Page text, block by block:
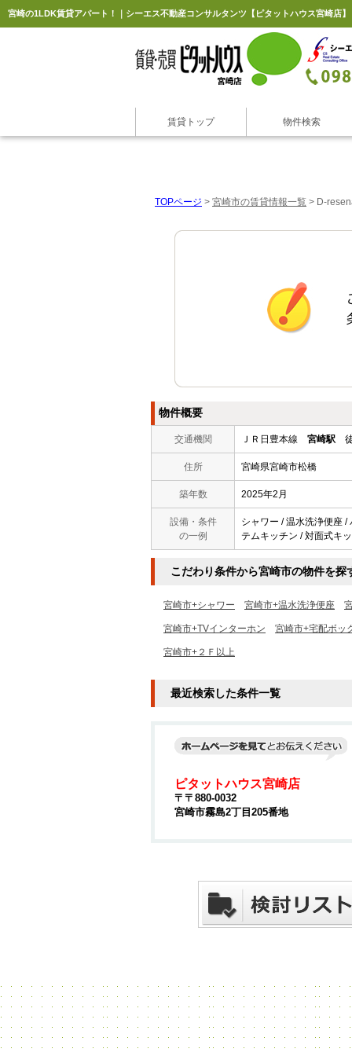
宮崎の1LDK賃貸アパート！｜シーエス不動産コンサルタンツ【ピタットハウス宮崎店】
賃貸トップ 物件検索
TOPページ > 宮崎市の賃貸情報一覧 > D-
物件概要
交通機関 ＪＲ日豊本線 宮崎駅
住所 宮崎県宮崎市松橋
築年数 2025年2月
設備・条件
の一例
シャワー / 温水洗浄便座 /
テムキッチン / 対面式キ
こだわり条件から宮崎市の物件を探
宮崎市+シャワー 宮崎市+温水洗浄便座
宮崎市+TVインターホン 宮崎市+宅配ボッ
宮崎市+２Ｆ以上
最近検索した条件一覧
ピタットハウス宮崎店
〒〒880-0032
宮崎市霧島2丁目205番地